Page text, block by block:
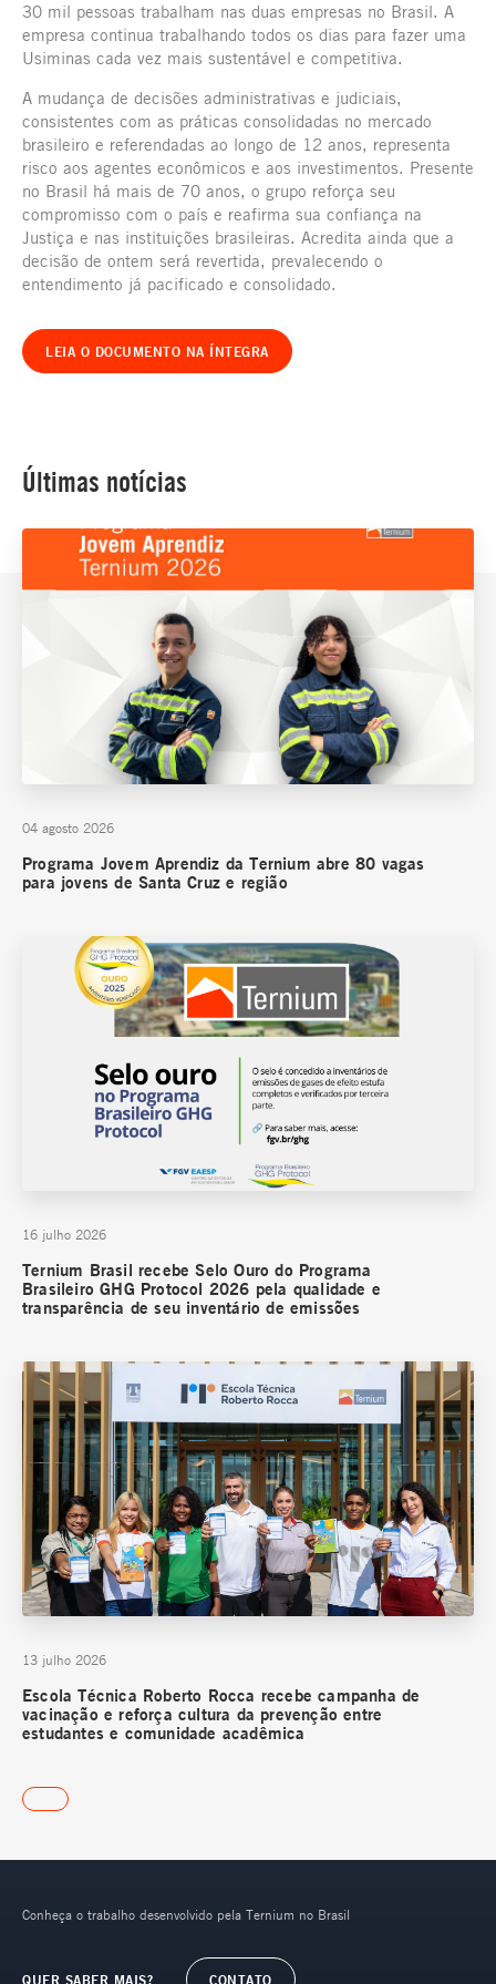
30 mil pessoas trabalham nas duas empresas no Brasil. A
empresa continua trabalhando todos os dias para fazer uma
Usiminas cada vez mais sustentável e competitiva.
A mudança de decisões administrativas e judiciais,
consistentes com as práticas consolidadas no mercado
brasileiro e referendadas ao longo de 12 anos, representa
risco aos agentes econômicos e aos investimentos. Presente
no Brasil há mais de 70 anos, o grupo reforça seu
compromisso com o país e reafirma sua confiança na
Justiça e nas instituições brasileiras. Acredita ainda que a
decisão de ontem será revertida, prevalecendo o
entendimento já pacificado e consolidado.
LEIA O DOCUMENTO NA ÍNTEGRA
Últimas notícias
04 agosto 2026
Programa Jovem Aprendiz da Ternium abre 80 vagas
para jovens de Santa Cruz e região
16 julho 2026
Ternium Brasil recebe Selo Ouro do Programa
Brasileiro GHG Protocol 2026 pela qualidade e
transparência de seu inventário de emissões
13 julho 2026
Escola Técnica Roberto Rocca recebe campanha de
vacinação e reforça cultura da prevenção entre
estudantes e comunidade acadêmica
Conheça o trabalho desenvolvido pela Ternium no Brasil
QUER SABER MAIS? CONTATO